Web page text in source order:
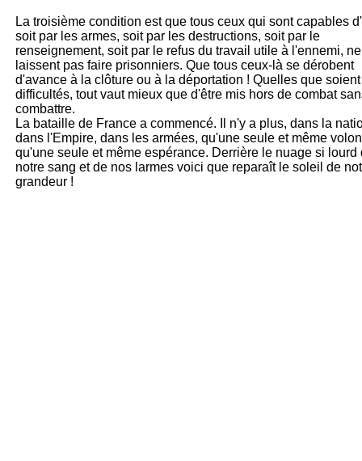
La troisième condition est que tous ceux qui sont capables
soit par les armes, soit par les destructions, soit par le
renseignement, soit par le refus du travail utile à l'ennemi,
laissent pas faire prisonniers. Que tous ceux-là se dérobent
d'avance à la clôture ou à la déportation ! Quelles que
difficultés, tout vaut mieux que d'être mis hors de combat
combattre.
La bataille de France a commencé. Il n'y a plus, dans la
dans l'Empire, dans les armées, qu'une seule et même
qu'une seule et même espérance. Derrière le nuage si lourd
notre sang et de nos larmes voici que reparaît le soleil de
grandeur !